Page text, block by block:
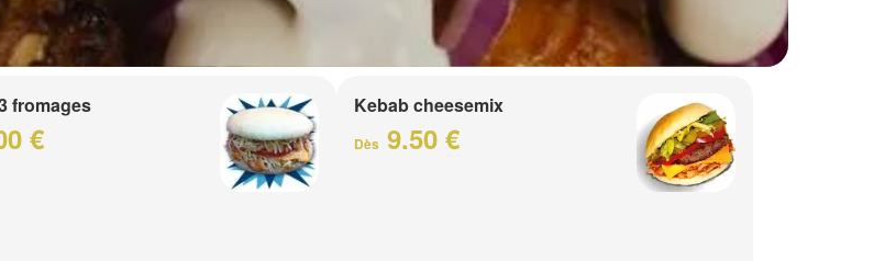
fromages
€
Kebab cheesemix
Dès 9.50 €